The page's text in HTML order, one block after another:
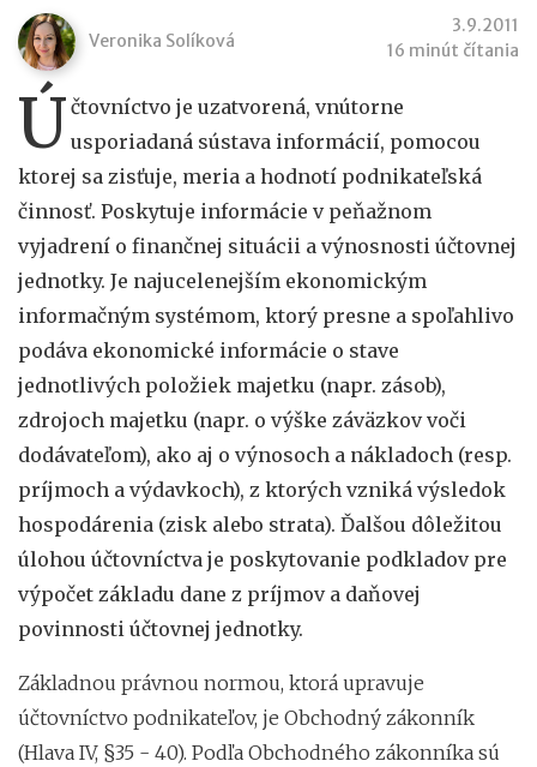
Veronika Solíková
3.9.2011
16 minút čítania
Ú čtovníctvo je uzatvorená, vnútorne
usporiadaná sústava informácií, pomocou
ktorej sa zisťuje, meria a hodnotí podnikateľská
činnosť. Poskytuje informácie v peňažnom
vyjadrení o finančnej situácii a výnosnosti účtovnej
jednotky. Je najucelenejším ekonomickým
informačným systémom, ktorý presne a spoľahlivo
podáva ekonomické informácie o stave
jednotlivých položiek majetku (napr. zásob),
zdrojoch majetku (napr. o výške záväzkov voči
dodávateľom), ako aj o výnosoch a nákladoch (resp.
príjmoch a výdavkoch), z ktorých vzniká výsledok
hospodárenia (zisk alebo strata). Ďalšou dôležitou
úlohou účtovníctva je poskytovanie podkladov pre
výpočet základu dane z príjmov a daňovej
povinnosti účtovnej jednotky.
Základnou právnou normou, ktorá upravuje
účtovníctvo podnikateľov, je Obchodný zákonník
(Hlava IV, §35 - 40). Podľa Obchodného zákonníka sú